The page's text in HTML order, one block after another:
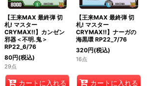
【王来MAX 最終弾 切
札! マスター
CRYMAX!!】カンゼン
邪器＜不明.鬼＞
RP22_6/76
80円(税込)
29点
カートに入れる
【王来MAX 最終弾 切
札! マスター
CRYMAX!!】ナーガの
海黒環 RP22_7/76
320円(税込)
16点
カートに入れる